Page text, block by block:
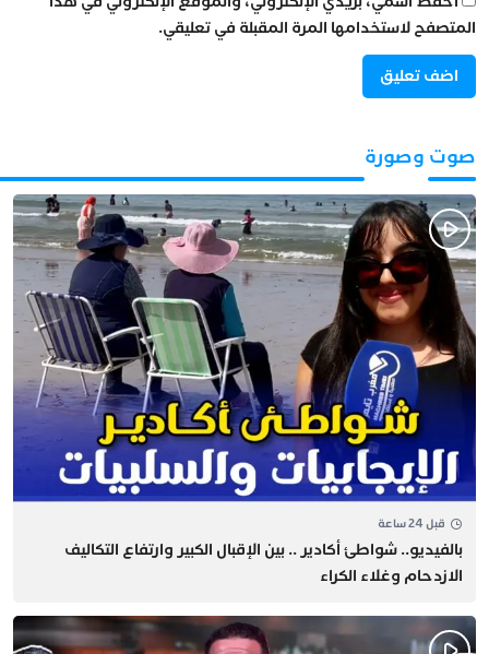
المتصفح لاستخدامها المرة المقبلة في تعليقي.
صوت وصورة
قبل 24 ساعة
بالفيديو.. شواطئ أكادير .. بين الإقبال الكبير وارتفاع التكاليف
الازدحام وغلاء الكراء